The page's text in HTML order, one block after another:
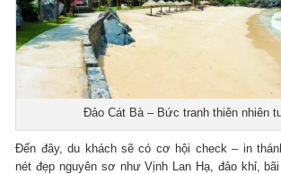
Đảo Cát Bà – Bức tranh thiên nhiên
Đến đây, du khách sẽ có cơ hội check – in
nét đẹp nguyên sơ như Vịnh Lan Hạ, đảo khỉ,